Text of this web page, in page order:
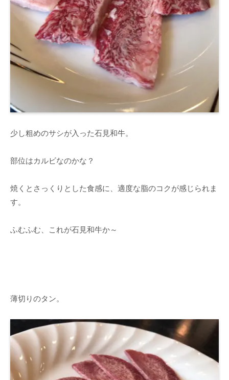
少し粗めのサシが入った石見和牛。
部位はカルビなのかな？
焼くとさっくりとした食感に、適度な脂のコクが感じられま
す。
ふむふむ、これが石見和牛か～
薄切りのタン。